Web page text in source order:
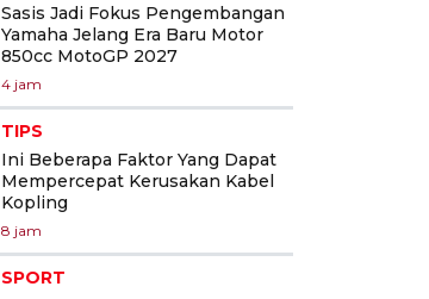
Sasis Jadi Fokus Pengembangan
Yamaha Jelang Era Baru Motor
850cc MotoGP 2027
4 jam
TIPS
Ini Beberapa Faktor Yang Dapat
Mempercepat Kerusakan Kabel
Kopling
8 jam
SPORT